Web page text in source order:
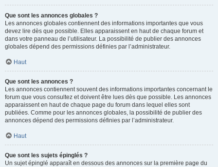
Que sont les annonces globales ?
Les annonces globales contiennent des informations importantes que vous
devez lire dès que possible. Elles apparaissent en haut de chaque forum et
dans votre panneau de l’utilisateur. La possibilité de publier des annonces
globales dépend des permissions définies par l’administrateur.
Haut
Que sont les annonces ?
Les annonces contiennent souvent des informations importantes concernant le
forum que vous consultez et doivent être lues dès que possible. Les annonces
apparaissent en haut de chaque page du forum dans lequel elles sont
publiées. Comme pour les annonces globales, la possibilité de publier des
annonces dépend des permissions définies par l’administrateur.
Haut
Que sont les sujets épinglés ?
Un sujet épinglé apparaît en dessous des annonces sur la première page du